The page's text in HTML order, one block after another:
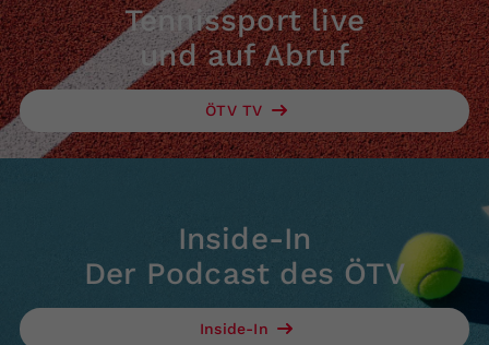
Tennissport live
und auf Abruf
ÖTV TV
Inside-In
Der Podcast des ÖTV
Inside-In